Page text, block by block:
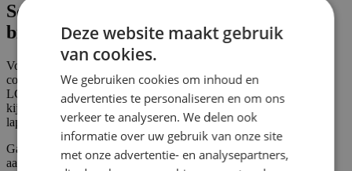
Scherm huren in Wijk en Aalburg:
binnen of buiten?
Voor een indoor evenement in een feestzaal, sportkantine,
congresruimte of beurshal in Wijk en Aalburg is een grote TV of
LCD scherm vaak de beste keuze. Scherp beeld op kortere
kijkafstand, snel op te stellen en eenvoudig aan te sluiten op een
laptop of mediaspeler.
Gaat het om buiten? Dan is een outdoor LED scherm de
aangewezen optie. Speciaal gebouwd voor buitengebruik,
Deze website maakt gebruik
van cookies.
We gebruiken cookies om inhoud en
advertenties te personaliseren en om ons
verkeer te analyseren. We delen ook
informatie over uw gebruik van onze site
met onze advertentie- en analysepartners,